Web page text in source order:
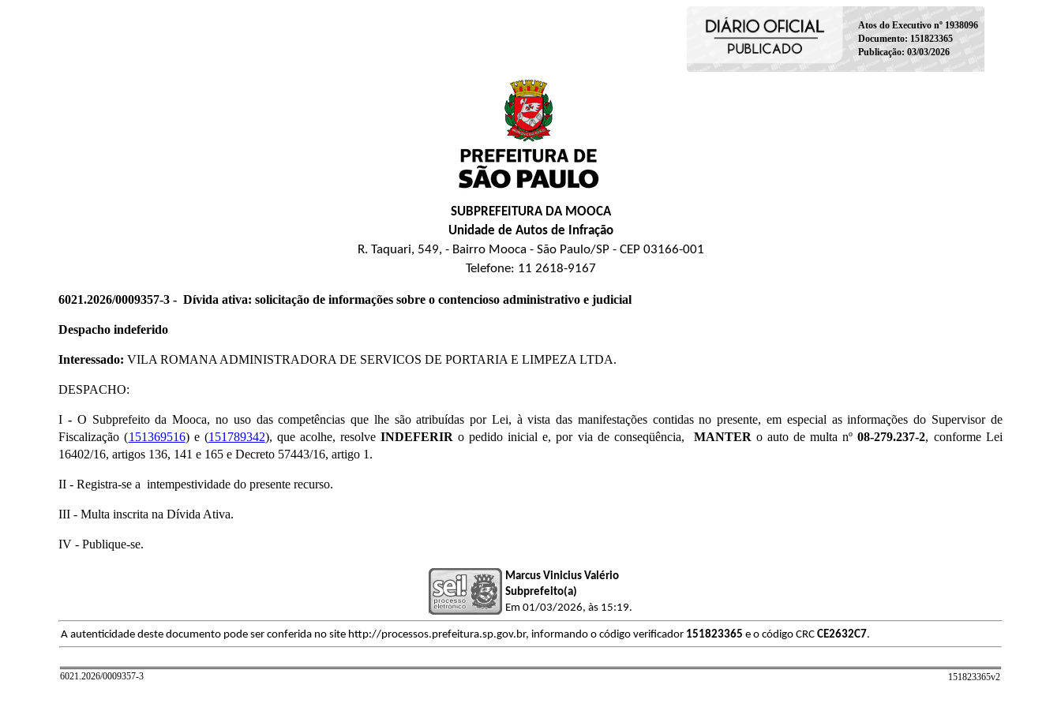
Atos do Executivo nº 1938096
Documento: 151823365
Publicação: 03/03/2026
SUBPREFEITURA DA MOOCA
Unidade de Autos de Infração
R. Taquari, 549, - Bairro Mooca - São Paulo/SP - CEP 03166-001
Telefone: 11 2618-9167
6021.2026/0009357-3 - Dívida ativa: solicitação de informações sobre o contencioso administrativo e judicial
Despacho indeferido
Interessado:VILA ROMANA ADMINISTRADORA DE SERVICOS DE PORTARIA E LIMPEZA LTDA.
​DESPACHO:
I - O Subprefeito da Mooca, no uso das competências que lhe são atribuídas por Lei, à vista das manifestações contidas no presente, em especial as informações do Supervisor de
Fiscalização (151369516) e (151789342), que acolhe, resolveINDEFERIR o pedido inicial e, por via de conseqüência, MANTER o auto de multa nº08-279.237-2, conforme Lei
16402/16, artigos 136, 141 e 165 e Decreto 57443/16, artigo 1.
II - Registra-se a intempestividade do presente recurso.
III - Multa inscrita na Dívida Ativa.
IV - Publique-se.
Marcus Vinicius Valério
Subprefeito(a)
Em 01/03/2026, às 15:19.
A autenticidade deste documento pode ser conferida no site http://processos.prefeitura.sp.gov.br, informando o código verificador 151823365 e o código CRCCE2632C7.
6021.2026/0009357-3 151823365v2